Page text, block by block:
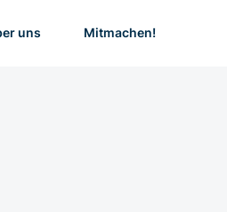
uns Mitmachen!